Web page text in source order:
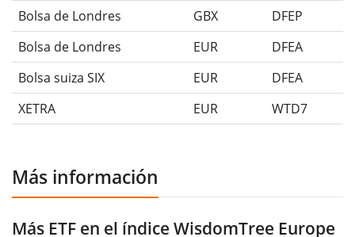
Bolsa de Londres
GBX
DFEP
Bolsa de Londres
EUR
DFEA
Bolsa suiza SIX
EUR
DFEA
XETRA
EUR WTD7
Más información
Más ETF en el índice WisdomTree Europe